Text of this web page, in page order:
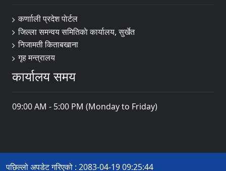
कर्णााली प्रदेश पाेर्टल
जिल्ला समन्वय समितिकाे कार्यालय, सुर्खेत
निजामती किताबखाना
गृह मन्त्रालय
कार्यालय समय
09:00 AM - 5:00 PM (Monday to Friday)
पछिल्लो अपडेट गरिएको : 2083-04-19 09:25:44